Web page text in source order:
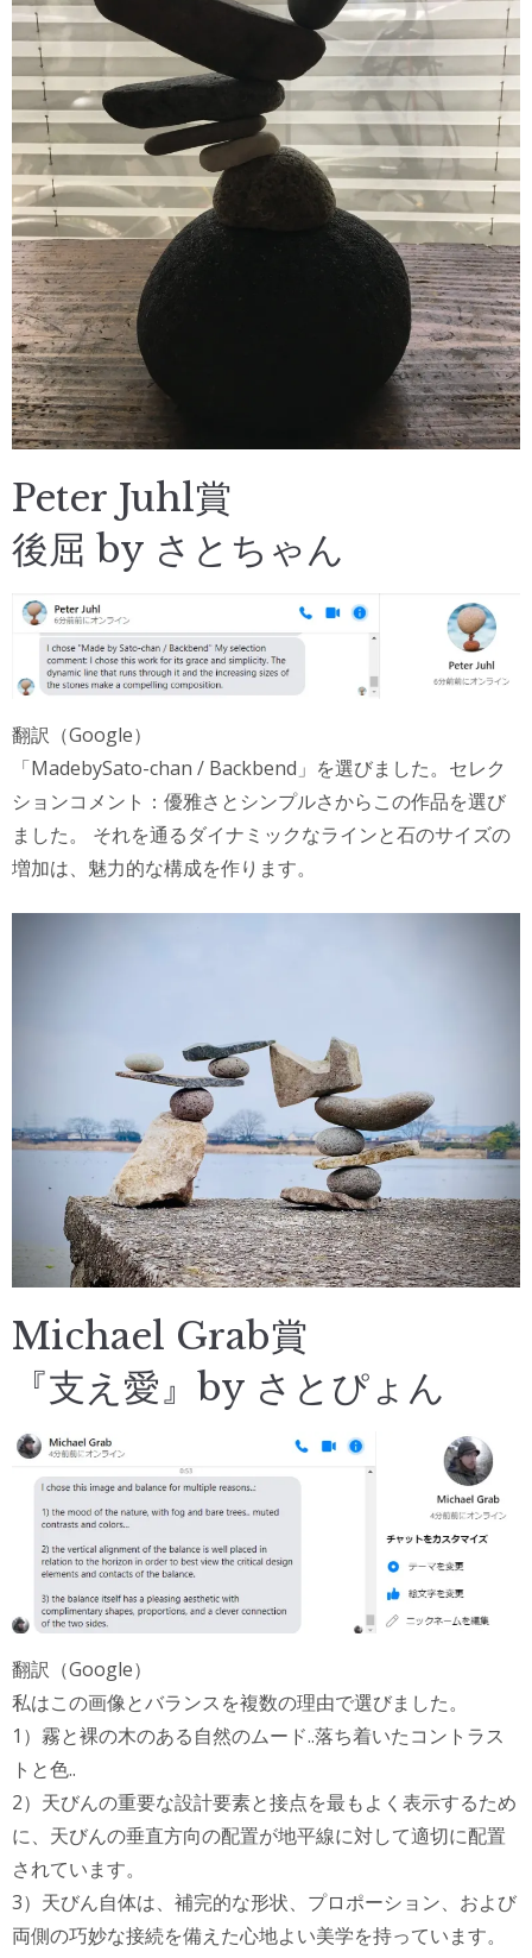
Peter Juhl賞
後屈 by さとちゃん
翻訳（Google）
「MadebySato-chan / Backbend」を選びました。セレク
ションコメント：優雅さとシンプルさからこの作品を選び
ました。 それを通るダイナミックなラインと石のサイズの
増加は、魅力的な構成を作ります。
Michael Grab賞
『支え愛』by さとぴょん
翻訳（Google）
私はこの画像とバランスを複数の理由で選びました。
1）霧と裸の木のある自然のムード..落ち着いたコントラス
トと色..
2）天びんの重要な設計要素と接点を最もよく表示するため
に、天びんの垂直方向の配置が地平線に対して適切に配置
されています。
3）天びん自体は、補完的な形状、プロポーション、および
両側の巧妙な接続を備えた心地よい美学を持っています。